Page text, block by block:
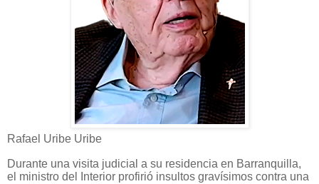
Rafael Uribe Uribe
Durante una visita judicial a su residencia en Barranquilla,
el ministro del Interior profirió insultos gravísimos contra una